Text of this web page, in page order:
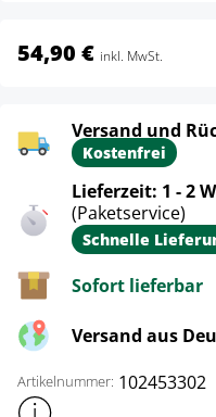
54,90 € inkl. MwSt.
Versand und
Kostenfrei
Lieferzeit: 1 - 2
(Paketservice)
Schnelle
Sofort lieferbar
Versand aus
Artikelnummer: 102453302
Weitere